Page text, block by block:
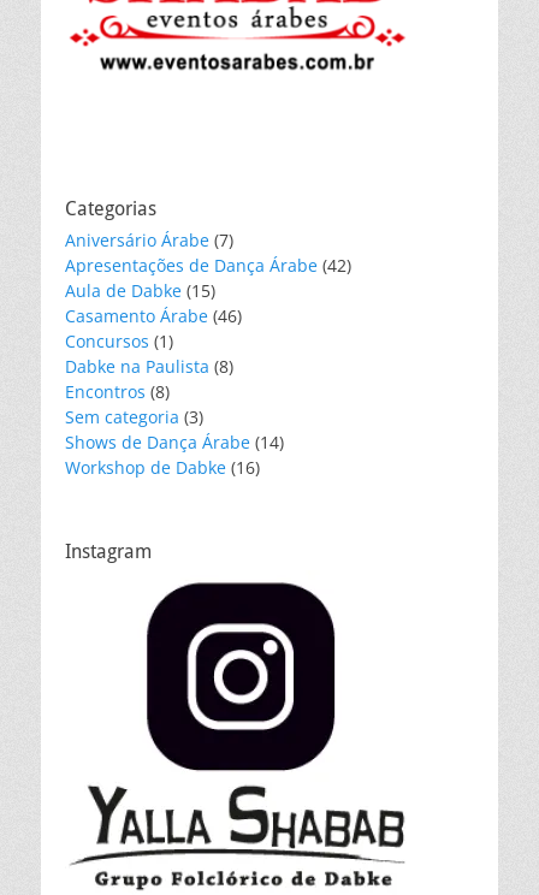
Categorias
Aniversário Árabe (7)
Apresentações de Dança Árabe (42)
Aula de Dabke (15)
Casamento Árabe (46)
Concursos (1)
Dabke na Paulista (8)
Encontros (8)
Sem categoria (3)
Shows de Dança Árabe (14)
Workshop de Dabke (16)
Instagram